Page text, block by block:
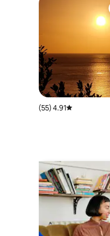
דירוג ממוצע של 4.91 מתוך 5, 55 ביקורות
4.91 (55)